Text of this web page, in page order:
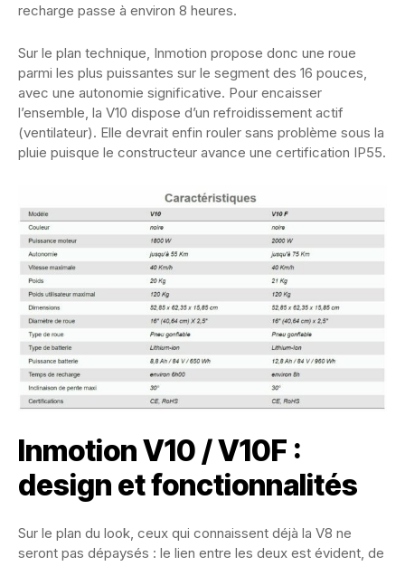
recharge passe à environ 8 heures.
Sur le plan technique, Inmotion propose donc une roue
parmi les plus puissantes sur le segment des 16 pouces,
avec une autonomie significative. Pour encaisser
l’ensemble, la V10 dispose d’un refroidissement actif
(ventilateur). Elle devrait enfin rouler sans problème sous la
pluie puisque le constructeur avance une certification IP55.
Inmotion V10 / V10F :
design et fonctionnalités
Sur le plan du look, ceux qui connaissent déjà la V8 ne
seront pas dépaysés : le lien entre les deux est évident, de